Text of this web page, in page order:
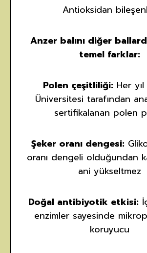
Antioksidan
Anzer balını diğer
temel farklar:
Polen çeşitliliği:Her yıl
Üniversitesi tarafından
sertifikalanan polen
Şeker oranı dengesi:
oranı dengeli olduğundan
ani yükseltmez
Doğal antibiyotik etkisi:
enzimler sayesinde
koruyucu